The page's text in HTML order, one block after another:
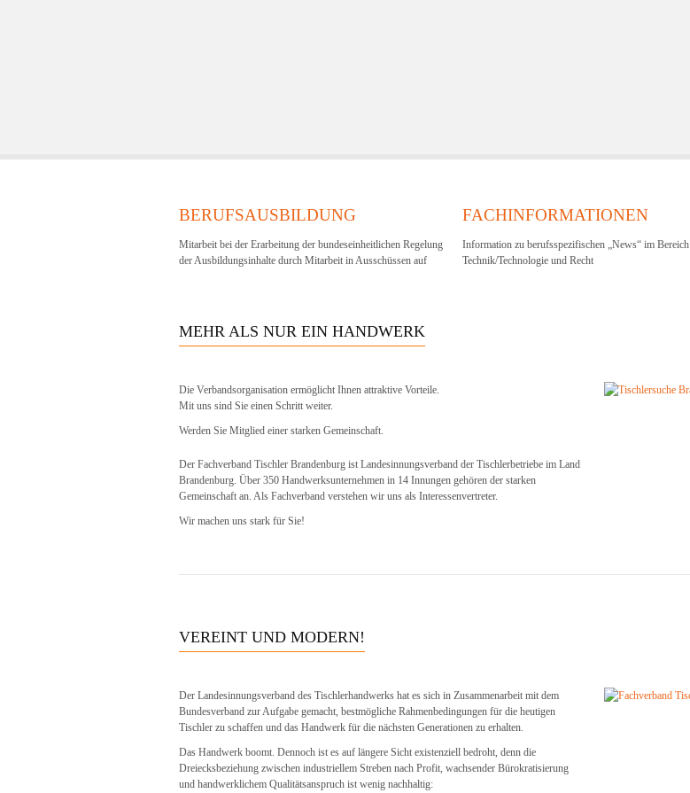
BERUFSAUSBILDUNG
Mitarbeit bei der Erarbeitung der bundeseinheitlichen Regelung
der Ausbildungsinhalte durch Mitarbeit in Ausschüssen auf
FACHINFORMATIONEN
Information zu berufsspezifischen „News“ im Bereich
Technik/Technologie und Recht
MEHR ALS NUR EIN HANDWERK
Die Verbandsorganisation ermöglicht Ihnen attraktive Vorteile.
Mit uns sind Sie einen Schritt weiter.
Werden Sie Mitglied einer starken Gemeinschaft.
Der Fachverband Tischler Brandenburg ist Landesinnungsverband der Tischlerbetriebe im Land
Brandenburg. Über 350 Handwerksunternehmen in 14 Innungen gehören der starken
Gemeinschaft an. Als Fachverband verstehen wir uns als Interessenvertreter.
Wir machen uns stark für Sie!
VEREINT UND MODERN!
Der Landesinnungsverband des Tischlerhandwerks hat es sich in Zusammenarbeit mit dem
Bundesverband zur Aufgabe gemacht, bestmögliche Rahmenbedingungen für die heutigen
Tischler zu schaffen und das Handwerk für die nächsten Generationen zu erhalten.
Das Handwerk boomt. Dennoch ist es auf längere Sicht existenziell bedroht, denn die
Dreiecksbeziehung zwischen industriellem Streben nach Profit, wachsender Bürokratisierung
und handwerklichem Qualitätsanspruch ist wenig nachhaltig: